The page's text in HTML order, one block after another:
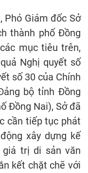
Phó Giám đốc Sở
thành phố Đồng
mục tiêu trên,
Nghị quyết số
số 30 của Chính
bộ tỉnh Đồng
Đồng Nai), Sở đã
cần tiếp tục phát
xây dựng kế
giá trị di sản văn
kết chặt chẽ với